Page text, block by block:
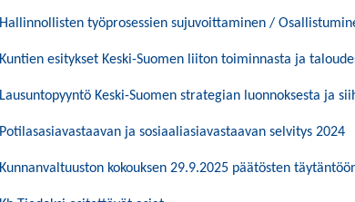
Hallinnollisten työprosessien sujuvoittaminen /
Kuntien esitykset Keski-Suomen liiton toiminnasta ja
Lausuntopyyntö Keski-Suomen strategian luonnoksesta ja
Potilasasiavastaavan ja sosiaaliasiavastaavan selvitys 2024
Kunnanvaltuuston kokouksen 29.9.2025 päätösten